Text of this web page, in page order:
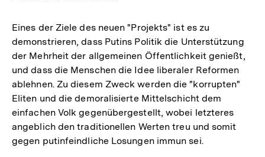
Eines der Ziele des neuen "Projekts" ist es zu
demonstrieren, dass Putins Politik die Unterstützung
der Mehrheit der allgemeinen Öffentlichkeit genießt,
und dass die Menschen die Idee liberaler Reformen
ablehnen. Zu diesem Zweck werden die "korrupten"
Eliten und die demoralisierte Mittelschicht dem
einfachen Volk gegenübergestellt, wobei letzteres
angeblich den traditionellen Werten treu und somit
gegen putinfeindliche Losungen immun sei.